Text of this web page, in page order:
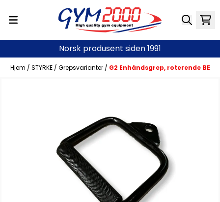
Norsk produsent siden 1991
Hjem / STYRKE / Grepsvarianter / G2 Enhåndsgrep, roterende BE